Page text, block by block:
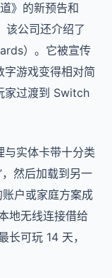
》的新预告和
公司还介绍了
）。它被宣传
字游戏变得相对简
家过渡到 Switch
与实体卡带十分类
然后加载到另一
户或家庭方案成
地无线连接借给
长可玩 14 天，